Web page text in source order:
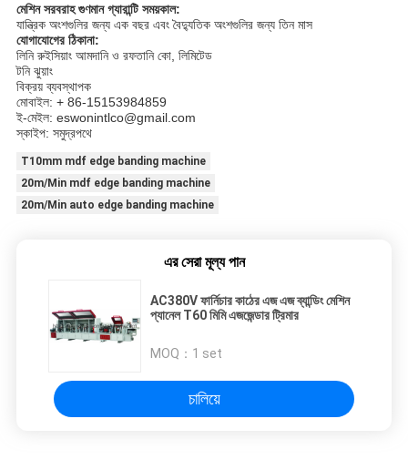
মেশিন সরবরাহ গুণমান গ্যারান্টি সময়কাল:
যান্ত্রিক অংশগুলির জন্য এক বছর এবং বৈদ্যুতিক অংশগুলির জন্য তিন মাস
যোগাযোগের ঠিকানা:
লিনি রুইসিয়াং আমদানি ও রফতানি কো, লিমিটেড
টনি ঝুয়াং
বিক্রয় ব্যবস্থাপক
মোবাইল: + 86-15153984859
ই-মেইল: eswonintlco@gmail.com
স্কাইপ: সমুদ্রপথে
T10mm mdf edge banding machine
20m/Min mdf edge banding machine
20m/Min auto edge banding machine
এর সেরা মূল্য পান
AC380V ফার্নিচার কাঠের এজ এজ ব্যান্ডিং মেশিন
প্যানেল T60 মিমি এজজেন্ডার ট্রিমার
MOQ： 1 set
চালিয়ে